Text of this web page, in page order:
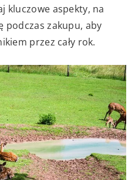
kluczowe aspekty, na
podczas zakupu, aby
przez cały rok.